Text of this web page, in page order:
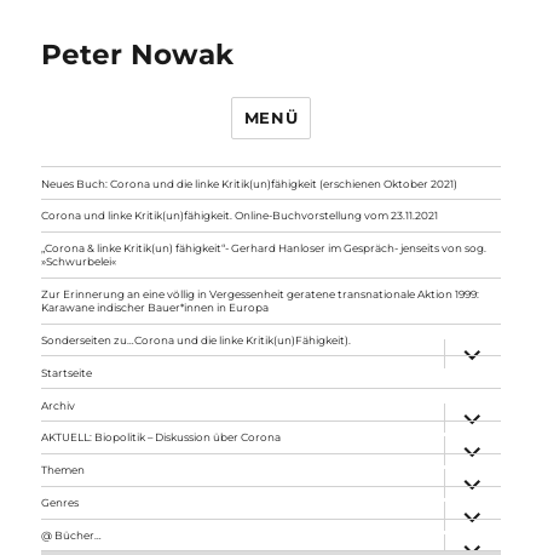
Peter Nowak
MENÜ
Neues Buch: Corona und die linke Kritik(un)fähigkeit (erschienen Oktober 2021)
Corona und linke Kritik(un)fähigkeit. Online-Buchvorstellung vom 23.11.2021
„Corona & linke Kritik(un) fähigkeit“- Gerhard Hanloser im Gespräch- jenseits von sog.
»Schwurbelei«
Zur Erinnerung an eine völlig in Vergessenheit geratene transnationale Aktion 1999:
Karawane indischer Bauer*innen in Europa
Sonderseiten zu…Corona und die linke Kritik(un)Fähigkeit).
anzeigen
Startseite
Archiv
anzeigen
AKTUELL: Biopolitik – Diskussion über Corona
anzeigen
Themen
anzeigen
Genres
anzeigen
@ Bücher…